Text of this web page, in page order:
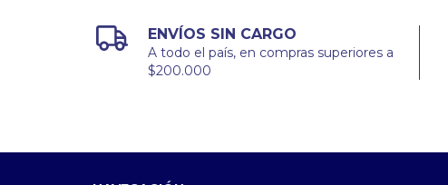
ENVÍOS SIN CARGO
A todo el país, en compras superiores a
$200.000